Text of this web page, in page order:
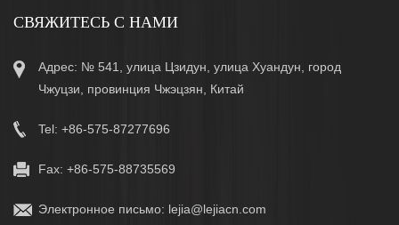
СВЯЖИТЕСЬ С НАМИ
Адрес: № 541, улица Цзидун, улица Хуандун, город
Чжуцзи, провинция Чжэцзян, Китай
Tel: +86-575-87277696
Fax: +86-575-88735569
Электронное письмо: lejia@lejiacn.com